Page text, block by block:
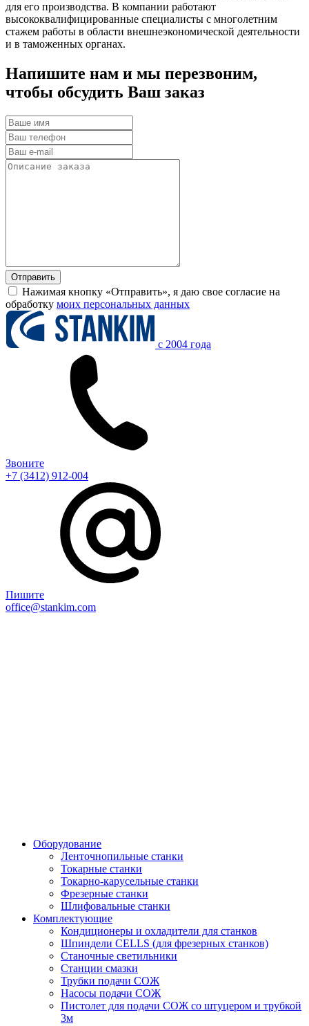
для его производства. В компании работают
высококвалифицированные специалисты с многолетним
стажем работы в области внешнеэкономической деятельности
и в таможенных органах.
Напишите нам и мы перезвоним,
чтобы обсудить Ваш заказ
Нажимая кнопку «Отправить», я даю свое согласие на
обработку моих персональных данных
c 2004 года
Звоните
+7 (3412) 912-004
Пишите
office@stankim.com
Оборудование
Ленточнопильные станки
Токарные станки
Токарно-карусельные станки
Фрезерные станки
Шлифовальные станки
Комплектующие
Кондиционеры и охладители для станков
Шпиндели CELLS (для фрезерных станков)
Станочные светильники
Станции смазки
Трубки подачи СОЖ
Насосы подачи СОЖ
Пистолет для подачи СОЖ со штуцером и трубкой
3м